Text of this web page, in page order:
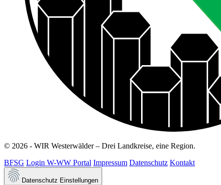
© 2026 - WIR Westerwälder – Drei Landkreise, eine Region.
BFSG Login W-WW Portal Impressum Datenschutz Kontakt
Datenschutz Einstellungen